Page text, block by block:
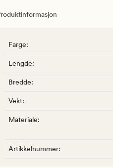
Farge:
Lengde:
Bredde:
Vekt:
Materiale:
Artikkelnummer: